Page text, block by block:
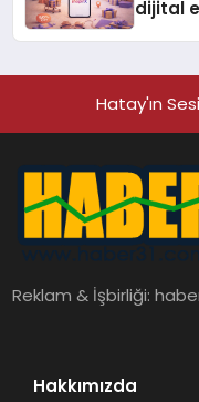
dijital
Hatay'ın
Reklam & İşbirliği:
Hakkımızda